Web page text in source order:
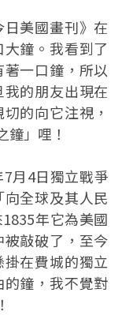
美國畫刊》在
鐘。我看到了
一口鐘，所以
的朋友出現在
的向它注視，
」哩！
月4日獨立戰爭
全球及其人民
年它為美國
敲破了，至今
在費城的獨立
鐘，我不覺對